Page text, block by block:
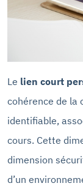
Le lien court
cohérence de la
identifiable,
cours. Cette
dimension
d’un